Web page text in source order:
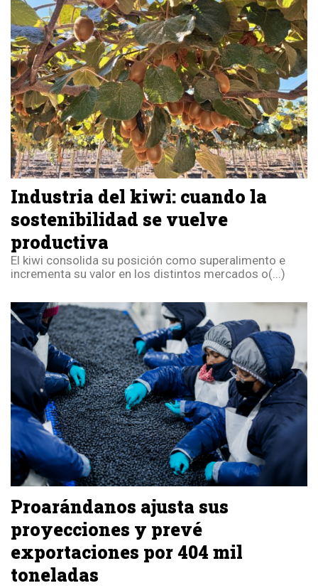
Industria del kiwi: cuando la
sostenibilidad se vuelve
productiva
El kiwi consolida su posición como superalimento e
incrementa su valor en los distintos mercados o(...)
Proarándanos ajusta sus
proyecciones y prevé
exportaciones por 404 mil
toneladas